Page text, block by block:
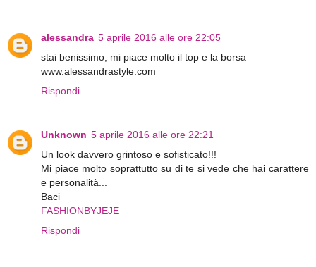
alessandra 5 aprile 2016 alle ore 22:05
stai benissimo, mi piace molto il top e la borsa
www.alessandrastyle.com
Rispondi
Unknown 5 aprile 2016 alle ore 22:21
Un look davvero grintoso e sofisticato!!!
Mi piace molto soprattutto su di te si vede che hai carattere
e personalità...
Baci
FASHIONBYJEJE
Rispondi